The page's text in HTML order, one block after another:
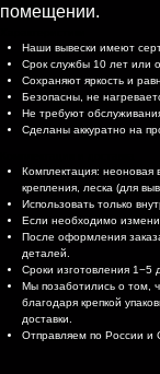
помещении.
Наши вывески имеют
Срок службы 10 лет или
Сохраняют яркость и
Безопасны, не
Не требуют
Сделаны аккуратно на
Комплектация: неоновая
крепления, леска (для
Использовать только
Если необходимо
После оформления
деталей.
Сроки изготовления 1−5
Мы позаботились о том,
благодаря крепкой
доставки.
Отправляем по России и